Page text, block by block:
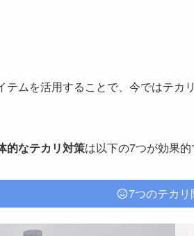
テムを活用することで、今ではテ
的なテカリ対策は以下の7つが効果的
7つのテカ